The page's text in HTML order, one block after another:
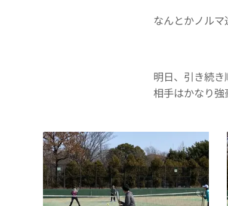
なんとかノル
明日、引き続き
相手はかなり強